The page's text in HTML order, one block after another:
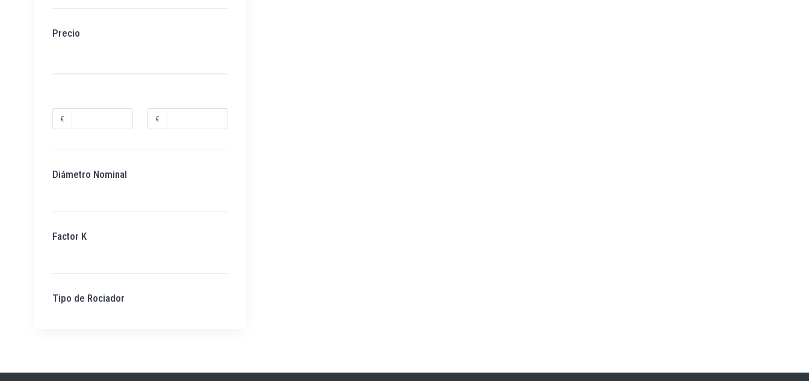
Precio
€ €
Diámetro Nominal
Factor K
Tipo de Rociador